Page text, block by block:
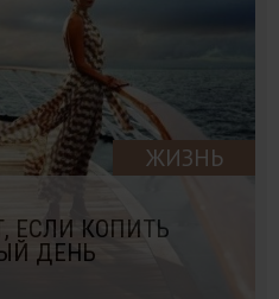
ЖИЗНЬ
ЕСЛИ КОПИТЬ
ДЕНЬ